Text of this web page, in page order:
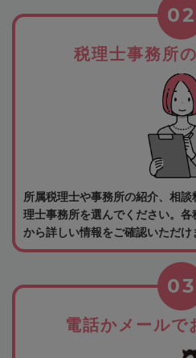
税理士事務所
02
所属税理士や事務所の紹介、相
理士事務所を選んでください。
から詳しい情報をご確認いただけ
電話かメールで
03